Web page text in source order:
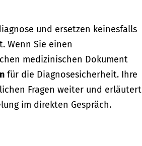
und ersetzen keinesfalls
Wenn Sie einen
medizinischen Dokument
für die Diagnosesicherheit. Ihre
Fragen weiter und erläutert
im direkten Gespräch.